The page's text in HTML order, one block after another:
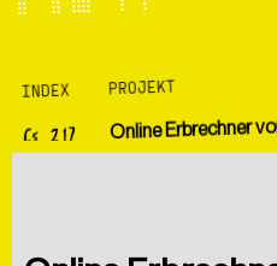
INDEX
CS 217
PROJEKT
Online Erbrechner